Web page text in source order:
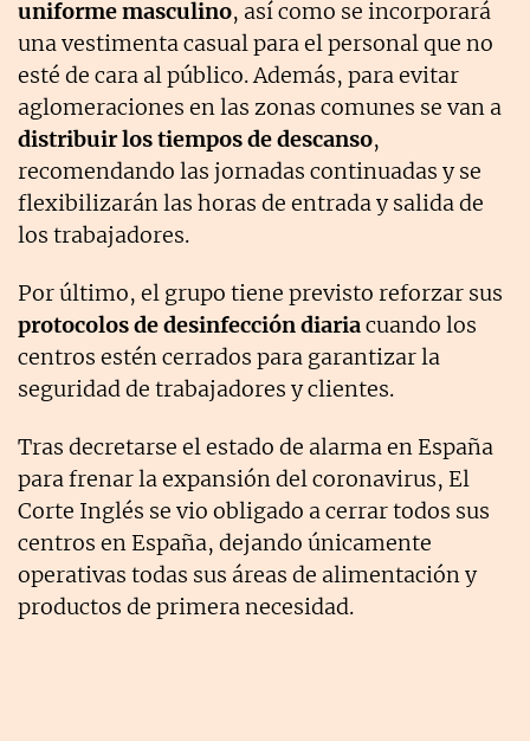
uniforme masculino, así como se incorporará
una vestimenta casual para el personal que no
esté de cara al público. Además, para evitar
aglomeraciones en las zonas comunes se van a
distribuir los tiempos de descanso,
recomendando las jornadas continuadas y se
flexibilizarán las horas de entrada y salida de
los trabajadores.
Por último, el grupo tiene previsto reforzar sus
protocolos de desinfección diariacuando los
centros estén cerrados para garantizar la
seguridad de trabajadores y clientes.
Tras decretarse el estado de alarma en España
para frenar la expansión del coronavirus, El
Corte Inglés se vio obligado a cerrar todos sus
centros en España, dejando únicamente
operativas todas sus áreas de alimentación y
productos de primera necesidad.